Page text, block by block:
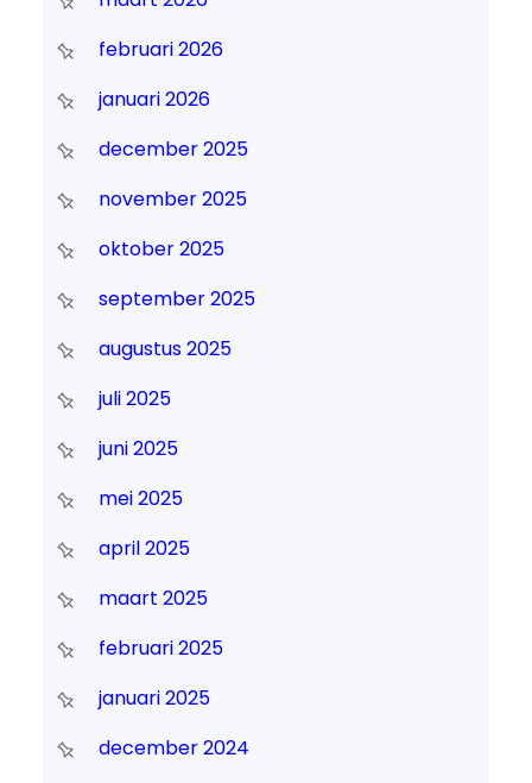
februari 2026
januari 2026
december 2025
november 2025
oktober 2025
september 2025
augustus 2025
juli 2025
juni 2025
mei 2025
april 2025
maart 2025
februari 2025
januari 2025
december 2024